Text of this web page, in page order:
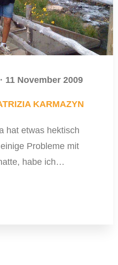
· 11 November 2009
KARMAZYN
hat etwas hektisch
Probleme mit
habe ich…